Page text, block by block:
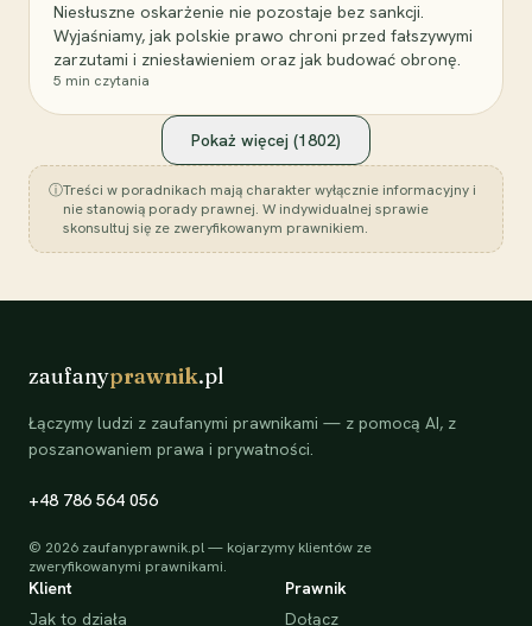
Niesłuszne oskarżenie nie pozostaje bez sankcji.
Wyjaśniamy, jak polskie prawo chroni przed fałszywymi
zarzutami i zniesławieniem oraz jak budować obronę.
5 min czytania
Pokaż więcej (1802)
ⓘTreści w poradnikach mają charakter wyłącznie informacyjny i
nie stanowią porady prawnej. W indywidualnej sprawie
skonsultuj się ze zweryfikowanym prawnikiem.
zaufanyprawnik.pl
Łączymy ludzi z zaufanymi prawnikami — z pomocą AI, z
poszanowaniem prawa i prywatności.
+48 786 564 056
© 2026 zaufanyprawnik.pl — kojarzymy klientów ze
zweryfikowanymi prawnikami.
Klient
Jak to działa
Prawnik
Dołącz